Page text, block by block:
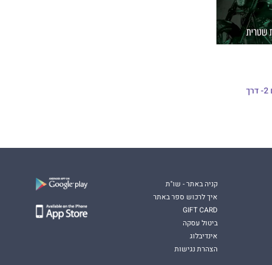
שליחי הגיהינום 2- דרך
קניה באתר - שו"ת
איך לרכוש ספר באתר
GIFT CARD
ביטול עסקה
אינדיבלוג
הצהרת נגישות